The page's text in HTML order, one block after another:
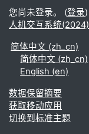
您尚未登录。 (登录)
人机交互系统(2024)
简体中文 ‎(zh_cn)‎
简体中文 ‎(zh_cn)‎
English ‎(en)‎
‎数据保留摘要‎
获取移动应用
切换到标准主题